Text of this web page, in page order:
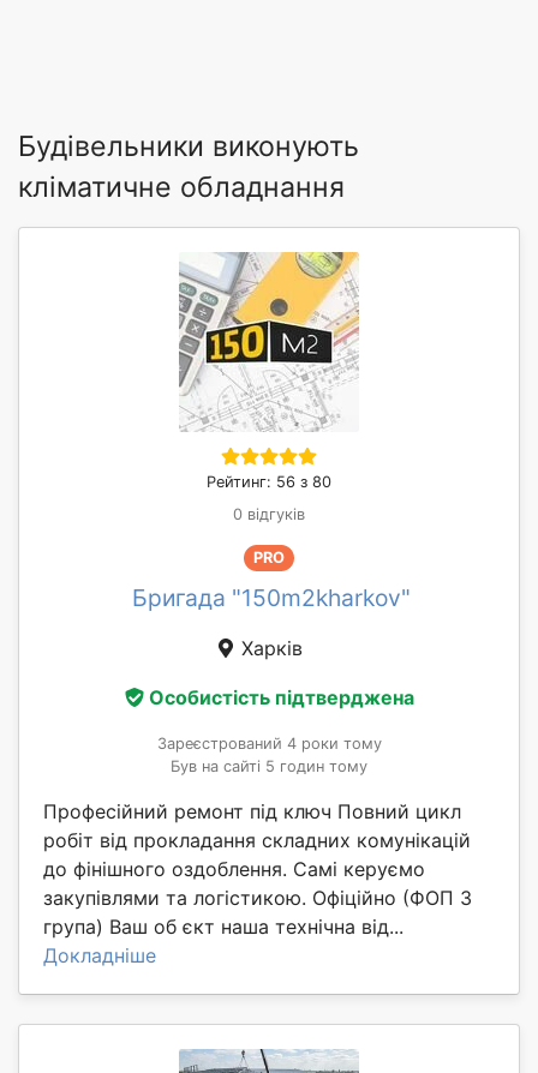
Будівельники виконують
кліматичне обладнання
Рейтинг: 56 з 80
0 відгуків
PRO
Бригада "150m2kharkov"
Харків
Особистість підтверджена
Зареєстрований 4 роки тому
Був на сайті 5 годин тому
Професійний ремонт під ключ Повний цикл
робіт від прокладання складних комунікацій
до фінішного оздоблення. Самі керуємо
закупівлями та логістикою. Офіційно (ФОП 3
група) Ваш об єкт наша технічна від...
Докладніше